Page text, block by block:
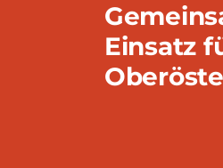
Einsatz